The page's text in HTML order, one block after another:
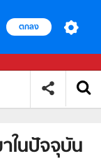
ตกลง
ในปัจจุบัน